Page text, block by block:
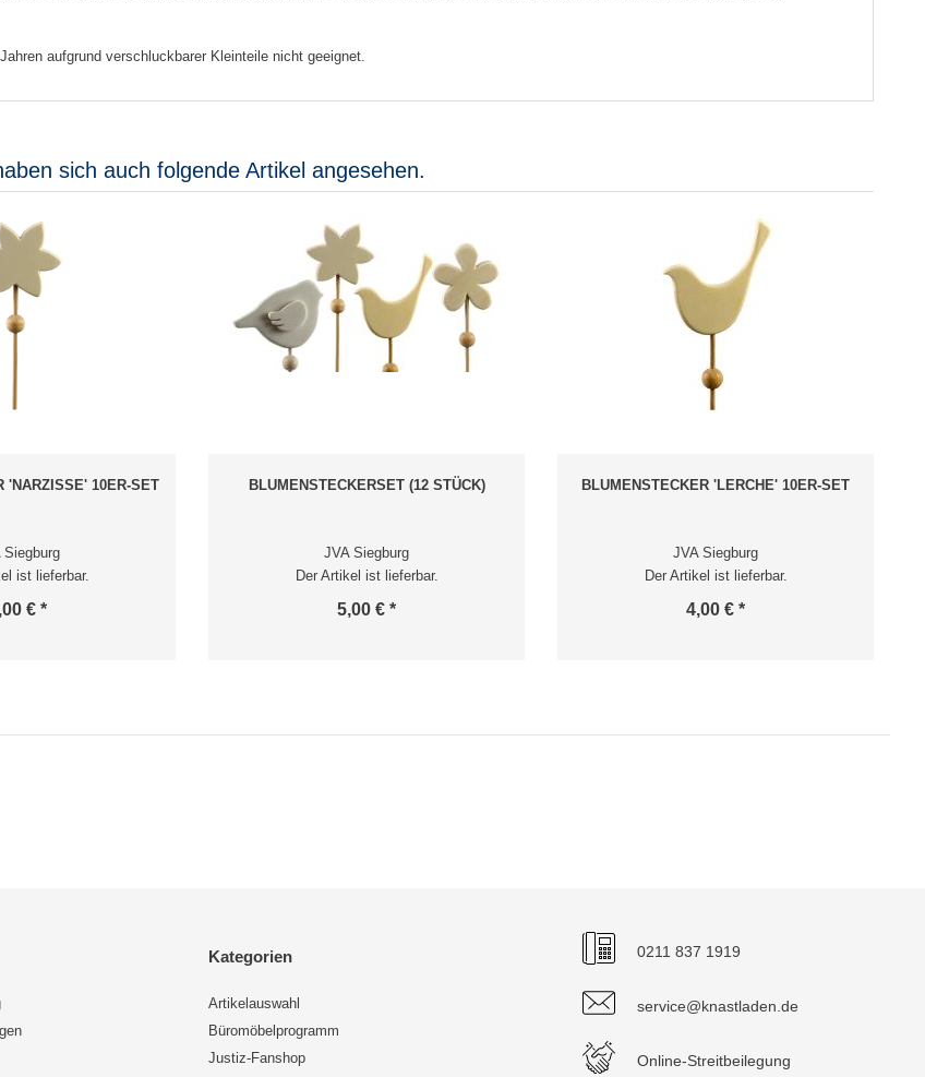
aufgrund verschluckbarer Kleinteile nicht geeignet.
sich auch folgende Artikel angesehen.
'NARZISSE' 10ER-SET
Siegburg
ist lieferbar.
€ *
BLUMENSTECKERSET (12 STÜCK)
JVA Siegburg
Der Artikel ist lieferbar.
5,00 € *
BLUMENSTECKER 'LERCHE' 10ER-SET
JVA Siegburg
Der Artikel ist lieferbar.
4,00 € *
Kategorien
Artikelauswahl
Büromöbelprogramm
Justiz-Fanshop
0211 837 1919
service@knastladen.de
Online-Streitbeilegung